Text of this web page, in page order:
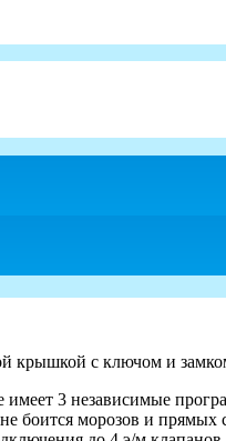
крышкой с ключом и
имеет 3 независимые
боится морозов и